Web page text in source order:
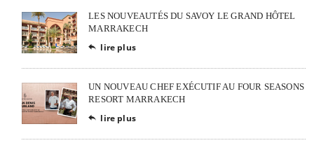
LES NOUVEAUTÉS DU SAVOY LE GRAND HÔTEL
MARRAKECH
 lire plus
UN NOUVEAU CHEF EXÉCUTIF AU FOUR SEASONS
RESORT MARRAKECH
 lire plus